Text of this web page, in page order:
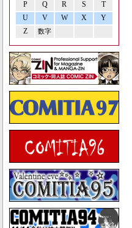
P Q R S
T
U
V W X
Y
Z
数字